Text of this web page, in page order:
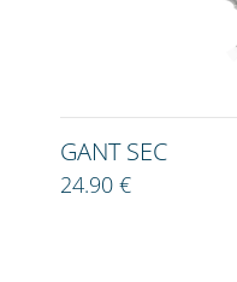
GANT SEC
24.90 €